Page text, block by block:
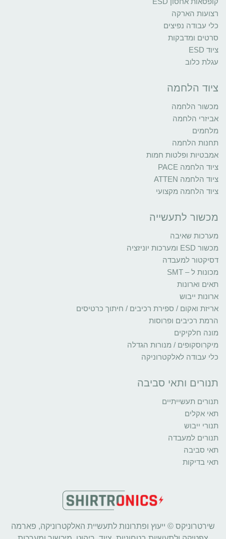
רצועות הארקה
כלי עבודה נפיצים
סרטים ומדבקות
ציוד ESD
עגלת כלוב
ציוד הלחמה
מכשור הלחמה
אביזרי הלחמה
מלחמים
תחנות הלחמה
אמבטיות ופלטות חמות
ציוד הלחמה PACE
ציוד הלחמה ATTEN
ציוד הלחמה מקצועי
מכשור לתעשייה
מערכות שאיבה
מכשור ESD ומערכות יוניזציה
דסיקטור למעבדה
מכונות ל – SMT
תאים וארונות
ארונות ייבוש
אריזת ואקום / ספירת רכיבים / חיתוך כרטיסים
הרמת רכיבים ופרוסות
מונה חלקיקים
מיקרוסקופים / מנורות הגדלה
כלי עבודה לאלקטרוניקה
תנורים ותאי סביבה
תנורים תעשייתיים
תאי אקלים
תנורי ייבוש
תנורים למעבדה
תאי סביבה
תאי בדיקות
שירטרוניקס © ייעוץ ופתרונות לתעשיית האלקטרוניקה, פארמה